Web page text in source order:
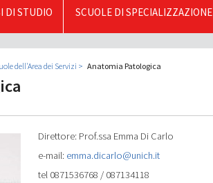
DI STUDIO SCUOLE DI SPECIALIZZAZIONE
dell'Area dei Servizi Anatomia Patologica
Direttore: Prof.ssa Emma Di Carlo
e-mail: emma.dicarlo@unich.it
tel 0871536768 / 087134118